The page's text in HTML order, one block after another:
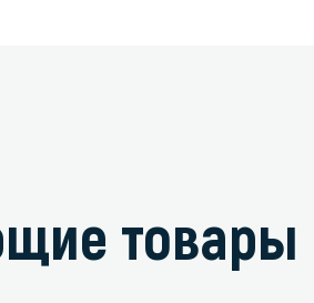
товары